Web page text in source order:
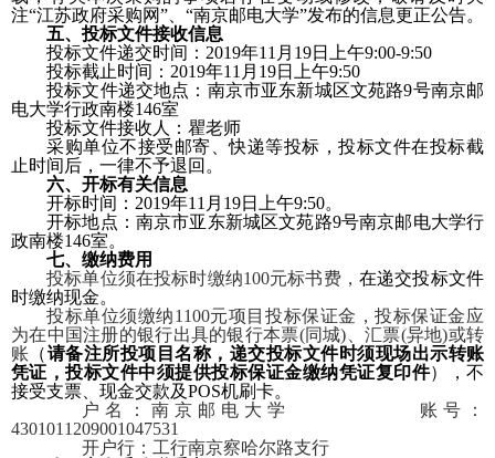
注“江苏政府采购网”、“南京邮电大学”发布的信息更正公告。
五、投标文件接收信息
投标文件递交时间： 2019年11 月 19日上午9:00-9:50
投标截止时间： 2019年11 月 19日上午9:50
投标文件递交地点：南京市亚东新城区文苑路9号南京邮
电大学行政南楼146室
投标文件接收人：瞿老师
采购单位不接受邮寄、快递等投标，投标文件在投标截
止时间后，一律不予退回。
六、开标有关信息
开标时间： 2019年11 月 19日上午9:50。
开标地点：南京市亚东新城区文苑路9号南京邮电大学行
政南楼146室。
七、缴纳费用
投标单位须在投标时缴纳100元标书费， 在递交投标文件
时缴纳现金。
投标单位须缴纳1100元项目投标保证金，投标保证金应
为在中国注册的银行出具的银行本票(同城) 、汇票(异地)或转
账 （请备注所投项目名称，递交投标文件时须现场出示转账
凭证，投标文件中须提供投标保证金缴纳凭证复印件），不
接受支票、现金交款及POS机刷卡。
户名：南京邮电大学
账号：
4301011209001047531
开户行：工行南京察哈尔路支行